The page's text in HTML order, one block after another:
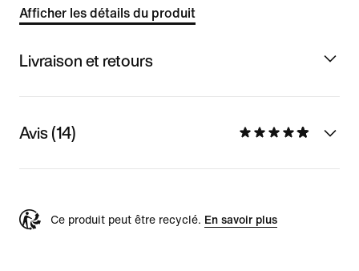
Afficher les détails du produit
Livraison et retours
Avis (14)
Ce produit peut être recyclé. En savoir plus